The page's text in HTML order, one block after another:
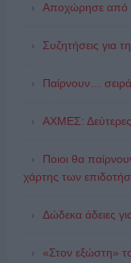
Αποχώρησε από
Συζητήσεις για
Παίρνουν…
ΑΧΜΕΣ:
Ποιοι θα
χάρτης των
Δώδεκα άδειες
«Στον εξώστη»